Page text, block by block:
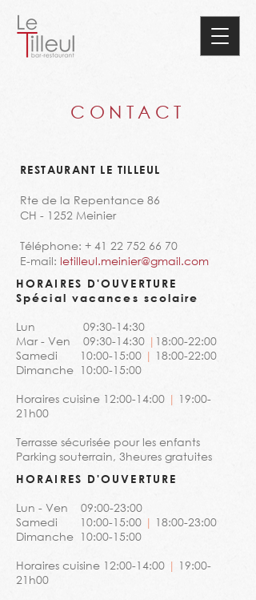
CONTACT
RESTAURANT LE TILLEUL
Rte de la Repentance 86
CH - 1252 Meinier
Téléphone: + 41 22 752 66 70
E-mail: letilleul.meinier@gmail.com
HORAIRES D'OUVERTURE
Spécial vacances scolaire
Lun 09:30-14:30
Mar - Ven 09:30-14:30 | 18:00-22:00
Samedi 10:00-15:00 | 18:00-22:00
Dimanche 10:00-15:00
Horaires cuisine 12:00-14:00 | 19:00-
21h00
Terrasse sécurisée pour les enfants
Parking souterrain, 3heures gratuites
HORAIRES D'OUVERTURE
Lun - Ven 09:00-23:00
Samedi 10:00-15:00 | 18:00-23:00
Dimanche 10:00-15:00
Horaires cuisine 12:00-14:00 | 19:00-
21h00